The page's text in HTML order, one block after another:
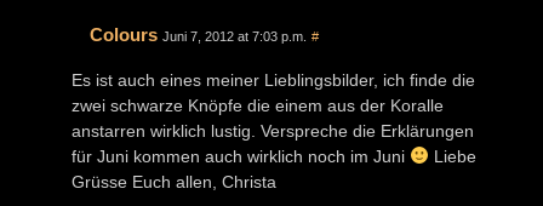
Colours Juni 7, 2012 at 7:03 p.m. #
Es ist auch eines meiner Lieblingsbilder, ich finde die
zwei schwarze Knöpfe die einem aus der Koralle
anstarren wirklich lustig. Verspreche die Erklärungen
für Juni kommen auch wirklich noch im Juni
Liebe
Grüsse Euch allen, Christa